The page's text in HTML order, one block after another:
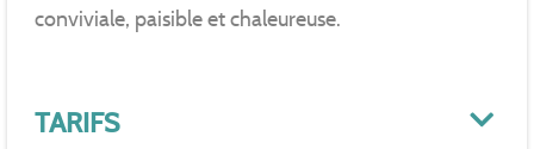
conviviale, paisible et chaleureuse.
TARIFS